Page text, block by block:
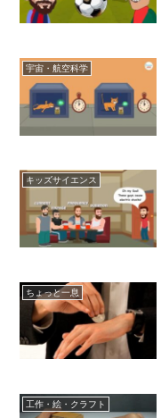
宇宙・航空科学
キッズサイエンス
ちょっと一息
工作・絵・クラフト